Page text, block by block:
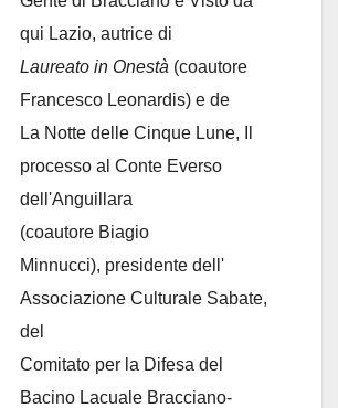
qui Lazio, autrice di
Laureato in Onestà (coautore
Francesco Leonardis) e de
La Notte delle Cinque Lune, Il
processo al Conte Everso
dell'Anguillara
(coautore Biagio
Minnucci), presidente dell'
Associazione Culturale Sabate,
del
Comitato per la Difesa del
Bacino Lacuale Bracciano-